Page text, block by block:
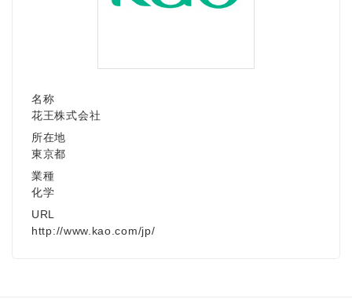
名称
花王株式会社
所在地
東京都
業種
化学
URL
http://www.kao.com/jp/